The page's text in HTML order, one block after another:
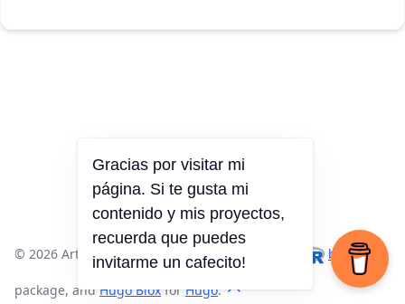
© 2026 Arturo Chian. · Made with , blogdown
package, andHugo BloxforHugo.
Gracias por visitar mi
página. Si te gusta mi
contenido y mis proyectos,
recuerda que puedes
invitarme un cafecito!